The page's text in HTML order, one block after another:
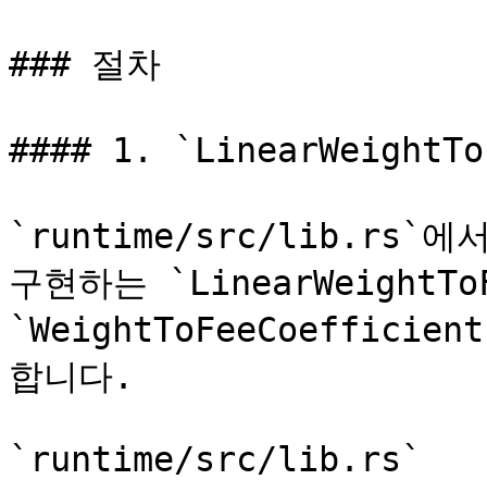
### 절차
#### 1.
`runtime/src/lib.rs`에서
구현하는
합니다.
`runtime/src/lib.rs`